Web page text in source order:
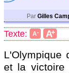
Par Gilles
Texte: A- A+
L'Olympique
et la victoire